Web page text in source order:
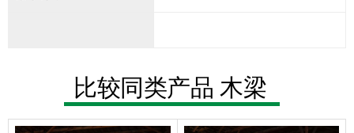
比较同类产品 木梁